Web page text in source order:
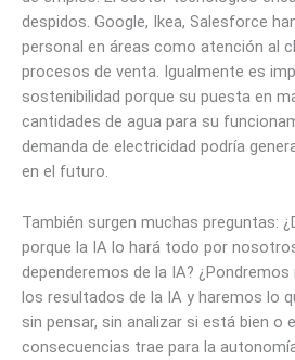
despidos. Google, Ikea, Salesforce
personal en áreas como atención al
procesos de venta. Igualmente es
sostenibilidad porque su puesta en
cantidades de agua para su
demanda de electricidad podría
en el futuro.
También surgen muchas preguntas:
porque la IA lo hará todo por
dependeremos de la IA?
los resultados de la IA y haremos lo
sin pensar, sin analizar si está bien o
consecuencias trae para la